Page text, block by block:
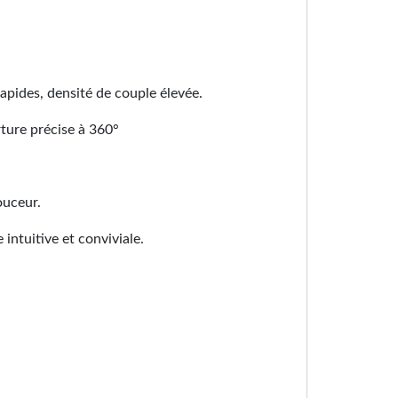
densité de couple élevée.
précise à 360°
intuitive et conviviale.